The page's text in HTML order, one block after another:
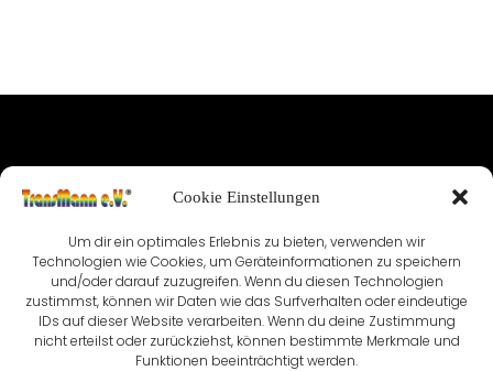
Cookie Einstellungen
Um dir ein optimales Erlebnis zu bieten, verwenden wir
Technologien wie Cookies, um Geräteinformationen zu speichern
und/oder darauf zuzugreifen. Wenn du diesen Technologien
zustimmst, können wir Daten wie das Surfverhalten oder eindeutige
IDs auf dieser Website verarbeiten. Wenn du deine Zustimmung
nicht erteilst oder zurückziehst, können bestimmte Merkmale und
Funktionen beeinträchtigt werden.
IMPRESSUM
VEREINSSATZUNG KONTAKT
COOKIE-RICHTLINIE (EU)